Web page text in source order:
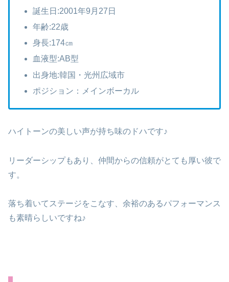
誕生日:2001年9月27日
年齢:22歳
身長:174㎝
血液型:AB型
出身地:韓国・光州広域市
ポジション：メインボーカル
ハイトーンの美しい声が持ち味のドハです♪
リーダーシップもあり、仲間からの信頼がとても厚い彼で
す。
落ち着いてステージをこなす、余裕のあるパフォーマンス
も素晴らしいですね♪